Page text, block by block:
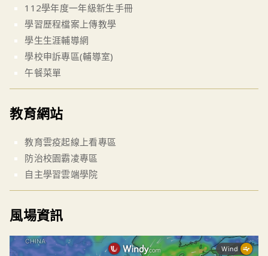
112學年度一年級新生手冊
學習歷程檔案上傳教學
學生生涯輔導網
學校申訴專區(輔導室)
午餐菜單
教育網站
教育雲疫起線上看專區
防治校園霸凌專區
自主學習雲端學院
風場資訊